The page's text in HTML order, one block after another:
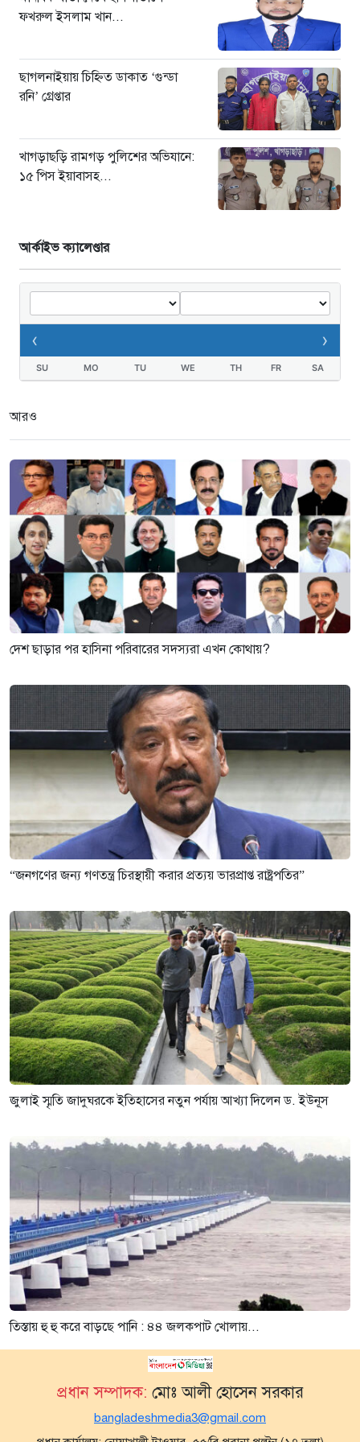
ফখরুল ইসলাম খান...
ছাগলনাইয়ায় চিহ্নিত ডাকাত ‘গুন্ডা
রনি’ গ্রেপ্তার
খাগড়াছড়ি রামগড় পুলিশের অভিযানে:
১৫ পিস ইয়াবাসহ...
আর্কাইভ ক্যালেণ্ডার
‹ ›
SU MO TU WE TH FR SA
আরও
দেশ ছাড়ার পর হাসিনা পরিবারের সদস্যরা এখন কোথায়?
“জনগণের জন্য গণতন্ত্র চিরস্থায়ী করার প্রত্যয় ভারপ্রাপ্ত রাষ্ট্রপতির”
জুলাই স্মৃতি জাদুঘরকে ইতিহাসের নতুন পর্যায় আখ্যা দিলেন ড. ইউনূস
তিস্তায় হু হু করে বাড়ছে পানি : ৪৪ জলকপাট খোলায়...
প্রধান সম্পাদক: মোঃ আলী হোসেন সরকার
bangladeshmedia3@gmail.com